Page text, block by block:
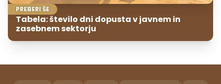
PREBERI ŠE
Tabela: število dni dopusta v javnem in
zasebnem sektorju